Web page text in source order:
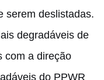
serem deslistadas.
degradáveis de
com a direção
do PPWR